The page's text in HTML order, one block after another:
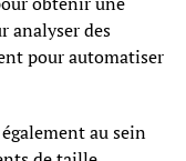
analyser des
pour automatiser
au sein